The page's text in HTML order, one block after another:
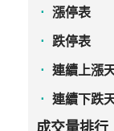
漲停表
跌停表
連續上漲
連續下跌
成交量排行